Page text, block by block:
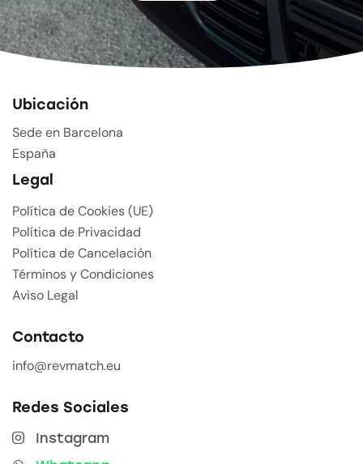
Ubicación
Sede en Barcelona
España
Legal
Política de Cookies (UE)
Política de Privacidad
Política de Cancelación
Términos y Condiciones
Aviso Legal
Contacto
info@revmatch.eu
Redes Sociales
Instagram